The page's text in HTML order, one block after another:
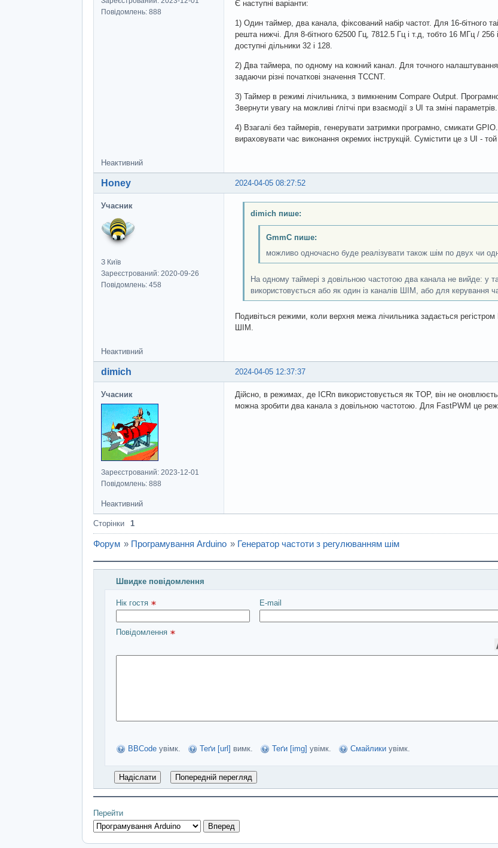
Повідомлень: 888
Є наступні варіанти:
1) Один таймер, два канала, фіксований набір частот. Для 16-бітного
решта нижчі. Для 8-бітного 62500 Гц, 7812.5 Гц і т.д, тобто 16 МГц /
доступні дільники 32 і 128.
2) Два таймера, по одному на кожний канал. Для точного налаштування
задаючи різні початкові значення TCCNT.
3) Таймер в режимі лічильника, з вимкненим Compare Output.
Звернути увагу на можливі ґлітчі при взаємодії з UI та зміні параметрів.
4) Взагалі без таймерів, генерувати затримки програмно, смикати
вираховувати час виконання окремих інструкцій. Сумістити це з UI -
Неактивний
2024-04-05 08:27:52
Honey
Учасник
З Київ
Зареєстрований: 2020-09-26
Повідомлень: 458
dimich пише:
GmmC пише:
можливо одночасно буде реалізувати також шім по двух чи
На одному таймері з довільною частотою два канала не вийде: у
використовується або як один із каналів ШІМ, або для керування
Подивіться режими, коли верхня межа лічильника задається
ШІМ.
Неактивний
2024-04-05 12:37:37
dimich
Учасник
Зареєстрований: 2023-12-01
Повідомлень: 888
Дійсно, в режимах, де ICRn використовується як TOP, він не
можна зробити два канала з довільною частотою. Для FastPWM це
Неактивний
Сторінки 1
Форум » Програмування Arduino » Генератор частоти з регулюванням шім
Швидке повідомлення
Введіть повідомлення і натисніть Надіслати
Нік гостя E-mail
Повідомлення
BBCode увімк. Теґи [url] вимк. Теґи [img] увімк. Смайлики увімк.
Перейти